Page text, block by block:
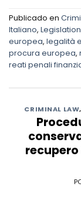
Publicado en
Italiano, Legislation
europea, legalità
procura europea,
reati penali
CRIMINAL LAW,